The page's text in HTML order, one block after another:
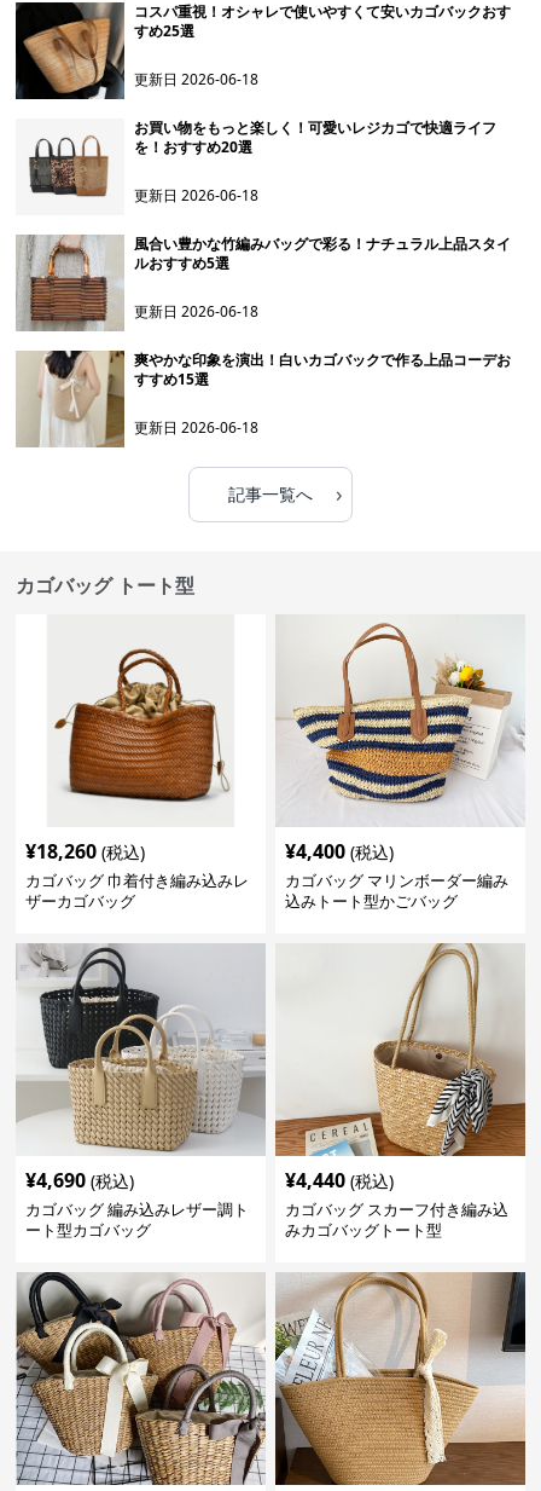
コスパ重視！オシャレで使いやすくて安いカゴバックおす
すめ25選
更新日2026-06-18
お買い物をもっと楽しく！可愛いレジカゴで快適ライフ
を！おすすめ20選
更新日2026-06-18
風合い豊かな竹編みバッグで彩る！ナチュラル上品スタイ
ルおすすめ5選
更新日2026-06-18
爽やかな印象を演出！白いカゴバックで作る上品コーデお
すすめ15選
更新日2026-06-18
記事一覧へ ›
カゴバッグ トート型
¥18,260 (税込)
カゴバッグ 巾着付き編み込みレ
ザーカゴバッグ
¥4,400 (税込)
カゴバッグ マリンボーダー編み
込みトート型かごバッグ
¥4,690 (税込)
カゴバッグ 編み込みレザー調ト
ート型カゴバッグ
¥4,440 (税込)
カゴバッグ スカーフ付き編み込
みカゴバッグトート型